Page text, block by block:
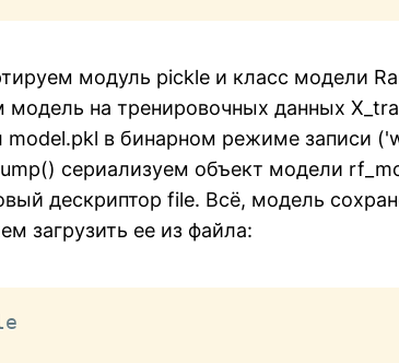
модуль pickle и класс модели
модель на тренировочных данных
model.pkl в бинарном режиме записи
сериализуем объект модели
дескриптор file. Всё, модель
загрузить ее из файла: